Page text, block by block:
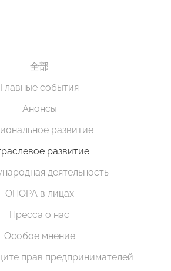
全部
Главные события
Анонсы
развитие
развитие
деятельность
ОПОРА в лицах
Пресса о нас
Особое мнение
прав предпринимателей